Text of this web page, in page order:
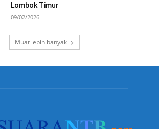
Lombok Timur
09/02/2026
Muat lebih banyak